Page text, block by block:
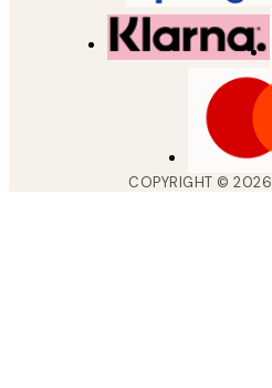
COPYRIGHT ©2026